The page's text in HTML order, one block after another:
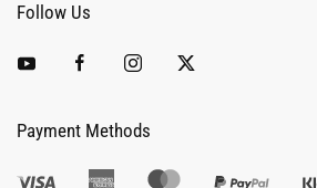
Follow Us
Payment Methods